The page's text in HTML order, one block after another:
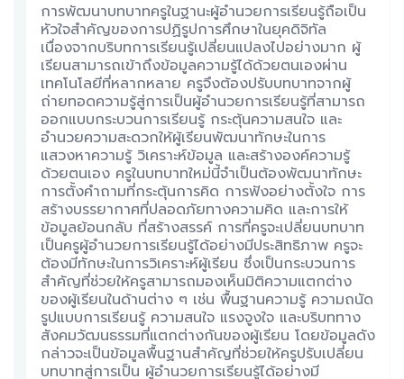
การพัฒนาบทบาทครูในฐานะผู้อำนวยการเรียนรู้ถือเป็น
หัวใจสำคัญของการปฏิรูปการศึกษาในยุคดิจิทัล
เนื่องจากบริบทการเรียนรู้เปลี่ยนแปลงไปอย่างมาก ผู้
เรียนสามารถเข้าถึงข้อมูลความรู้ได้ด้วยตนเองผ่าน
เทคโนโลยีที่หลากหลาย ครูจึงต้องปรับบทบาทจากผู้
ถ่ายทอดความรู้สู่การเป็นผู้อำนวยการเรียนรู้ที่สามารถ
ออกแบบกระบวนการเรียนรู้ กระตุ้นความสนใจ และ
อำนวยความสะดวกให้ผู้เรียนพัฒนาทักษะในการ
แสวงหาความรู้ วิเคราะห์ข้อมูล และสร้างองค์ความรู้
ด้วยตนเอง ครูในบทบาทใหม่นี้จำเป็นต้องพัฒนาทักษะ
การตั้งคำถามที่กระตุ้นการคิด การฟังอย่างตั้งใจ การ
สร้างบรรยากาศที่ปลอดภัยทางความคิด และการให้
ข้อมูลย้อนกลับ ที่สร้างสรรค์ การที่ครูจะเปลี่ยนบทบาท
เป็นครูผู้อำนวยการเรียนรู้ได้อย่างมีประสิทธิภาพ ครูจะ
ต้องมีทักษะในการวิเคราะห์ผู้เรียน ซึ่งเป็นกระบวนการ
สำคัญที่ช่วยให้ครูสามารถมองเห็นมิติความแตกต่าง
ของผู้เรียนในด้านต่าง ๆ เช่น พื้นฐานความรู้ ความถนัด
รูปแบบการเรียนรู้ ความสนใจ แรงจูงใจ และบริบททาง
สังคมวัฒนธรรมที่แตกต่างกันของผู้เรียน โดยข้อมูลดัง
กล่าวจะเป็นข้อมูลพื้นฐานสำคัญที่ช่วยให้ครูปรับเปลี่ยน
บทบาทสู่การเป็น ผู้อำนวยการเรียนรู้ได้อย่างมี